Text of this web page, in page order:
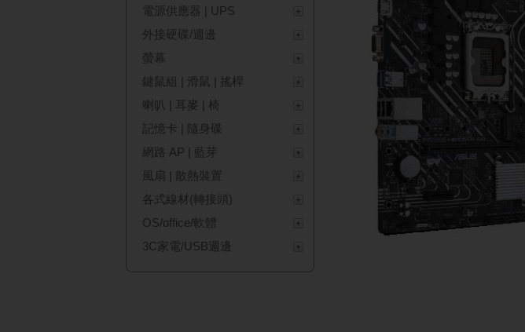
電源供應器 | UPS
外接硬碟/週邊
螢幕
鍵鼠組 | 滑鼠 | 搖桿
喇叭 | 耳麥 | 椅
記憶卡 | 隨身碟
網路 AP | 藍芽
風扇 | 散熱裝置
各式線材(轉接頭)
OS/office/軟體
3C家電/USB週邊